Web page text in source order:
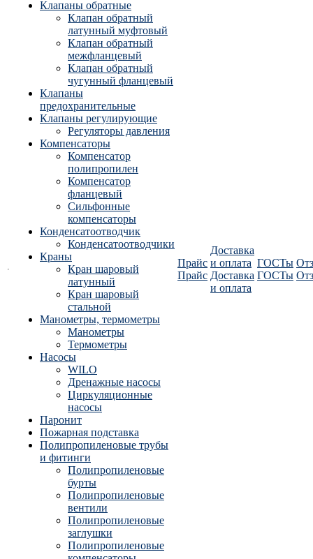
Клапаны обратные
Клапан обратный
латунный муфтовый
Клапан обратный
межфланцевый
Клапан обратный
чугунный фланцевый
Клапаны
предохранительные
Клапаны регулирующие
Регуляторы давления
Компенсаторы
Компенсатор
полипропилен
Компенсатор
фланцевый
Сильфонные
компенсаторы
Конденсатоотводчик
Конденсатоотводчики
Краны
Кран шаровый
латунный
Кран шаровый
стальной
Манометры, термометры
Манометры
Термометры
Насосы
WILO
Дренажные насосы
Циркуляционные
насосы
Паронит
Пожарная подставка
Полипропиленовые трубы
и фитинги
Полипропиленовые
бурты
Полипропиленовые
вентили
Полипропиленовые
заглушки
Полипропиленовые
Прайс
Прайс
Доставка
и оплата
Доставка
и оплата
ГОСТы
ГОСТы